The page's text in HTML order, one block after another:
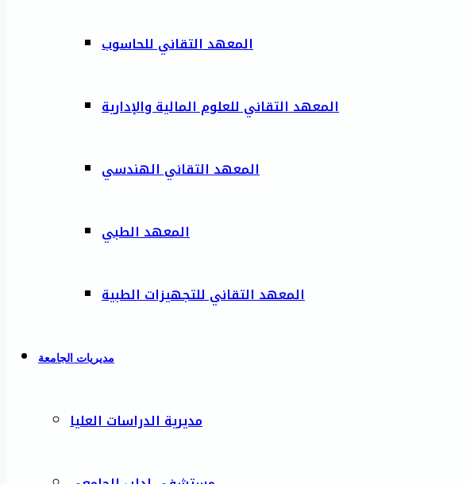
المعهد التقاني للحاسوب
المعهد التقاني للعلوم المالية والإدارية
المعهد التقاني الهندسي
المعهد الطبي
المعهد التقاني للتجهيزات الطبية
مديريات الجامعة
مديرية الدراسات العليا